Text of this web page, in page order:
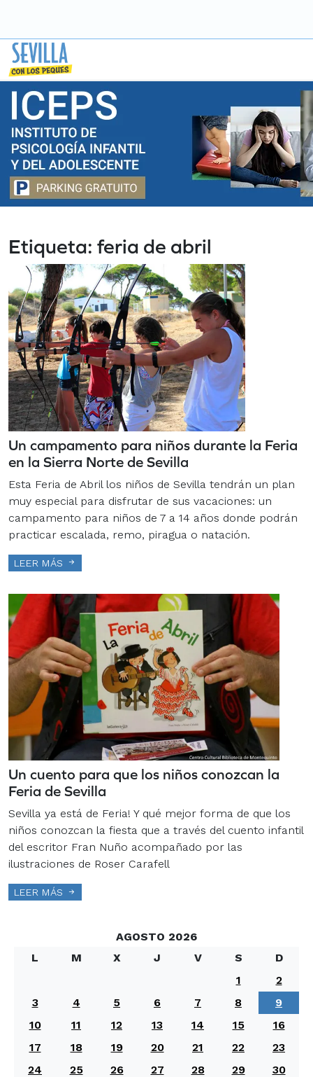
Saltar
contenido
Etiqueta: feria de abril
Un campamento para niños durante la Feria
en la Sierra Norte de Sevilla
Esta Feria de Abril los niños de Sevilla tendrán un plan
muy especial para disfrutar de sus vacaciones: un
campamento para niños de 7 a 14 años donde podrán
practicar escalada, remo, piragua o natación.
LEER MÁS
Un cuento para que los niños conozcan la
Feria de Sevilla
Sevilla ya está de Feria! Y qué mejor forma de que los
niños conozcan la fiesta que a través del cuento infantil
del escritor Fran Nuño acompañado por las
ilustraciones de Roser Carafell
LEER MÁS
AGOSTO 2026
L
M X J V S
D
1
2
3
4 5 6 7 8
9
10
11 12 13 14 15
16
17
18 19 20 21 22
23
24
25 26 27 28 29
30